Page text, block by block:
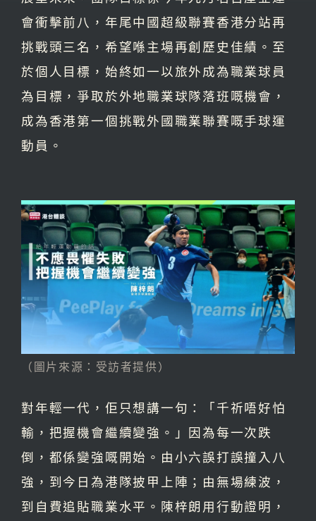
會衝擊前八，年尾中國超級聯賽香港分站再
挑戰頭三名，希望喺主場再創歷史佳績。至
於個人目標，始終如一以旅外成為職業球員
為目標，爭取於外地職業球隊落班嘅機會，
成為香港第一個挑戰外國職業聯賽嘅手球運
動員。
（圖片來源：受訪者提供）
對年輕一代，佢只想講一句：「千祈唔好怕
輸，把握機會繼續變強。」因為每一次跌
倒，都係變強嘅開始。由小六誤打誤撞入八
強，到今日為港隊披甲上陣；由無場練波，
到自費追貼職業水平。陳梓朗用行動證明，